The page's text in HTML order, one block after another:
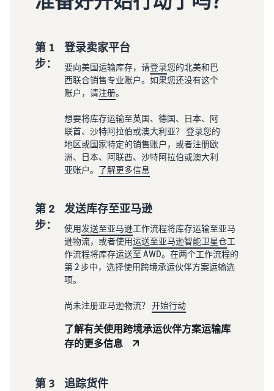
第 1
步：
登录卖家平台
要向美国运输库存，请登录您的北美和巴
西联合销售专业账户。如果您还没有这个
账户，请注册。
想要将库存运输至英国、德国、日本、阿
联酋、沙特阿拉伯或澳大利亚？ 登录您的
地区或国家特定的销售账户，或者注册欧
洲、日本、阿联酋、沙特阿拉伯或澳大利
亚账户。 了解更多信息
第 2
步：
发送库存至亚马逊
使用发送至亚马逊工作流程将库存运输至亚马
逊物流，或者使用运送至亚马逊智能卫星仓工
作流程将库存运送至 AWD。在两个工作流程的
第 2 步中，选择使用跨境承运伙伴方案运输选
项。
尚未注册亚马逊物流？ 开始行动
了解有关使用跨境承运伙伴方案运输库
存的更多信息
第 3
追踪货件